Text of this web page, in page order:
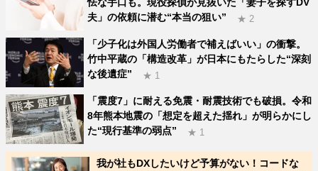
夫」の依頼に潜む“本当の狙い”
★ 2
「少子化は外国人労働者で補えばいい」の衝撃。
竹中平蔵の「構造改革」が日本にもたらした“深刻
な後遺症”
★ 1
「震度7」に耐える免震・耐震技術でも破損。令和
8年熊本地震の「想定を超えた揺れ」が明らかにし
た“現行基準の弱点”
★ 1
我が社もDXしたいけど予算がない！コードな